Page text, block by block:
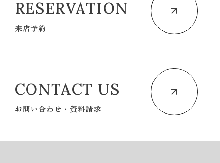
RESERVATION
来店予約
CONTACT US
お問い合わせ・資料請求